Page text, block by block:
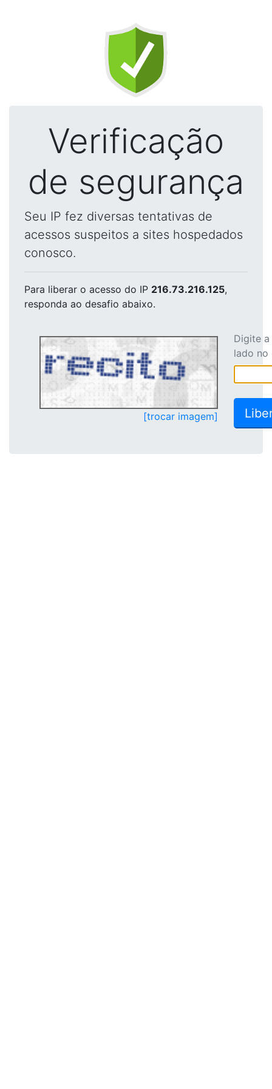
Verificação
de segurança
Seu IP fez diversas tentativas de
acessos suspeitos a sites hospedados
conosco.
Para liberar o acesso do IP 216.73.216.125,
responda ao desafio abaixo.
[trocar imagem]
Digite
lado no